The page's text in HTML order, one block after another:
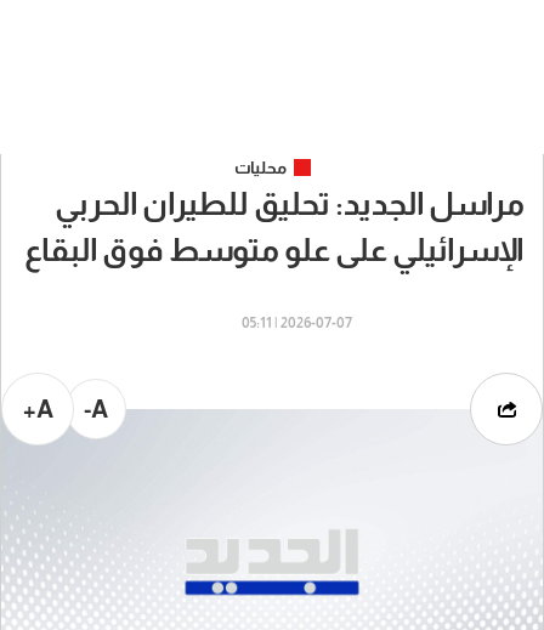
محليات
مراسل الجديد: تحليق للطيران الحربي
الإسرائيلي على علو متوسط فوق البقاع
2026-07-07 | 05:11
A-
A+